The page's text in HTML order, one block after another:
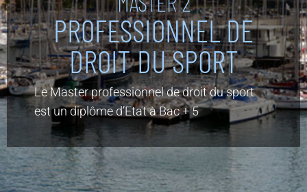
PROFESSIONNEL DE
DROIT DU SPORT
Le Master professionnel de droit du sport
est un diplôme d’Etat à Bac + 5